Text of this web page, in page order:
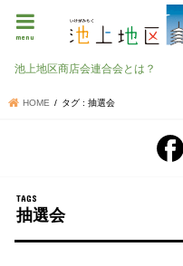
menu
池上地区商店会連合会とは？
HOME タグ : 抽選会
抽選会